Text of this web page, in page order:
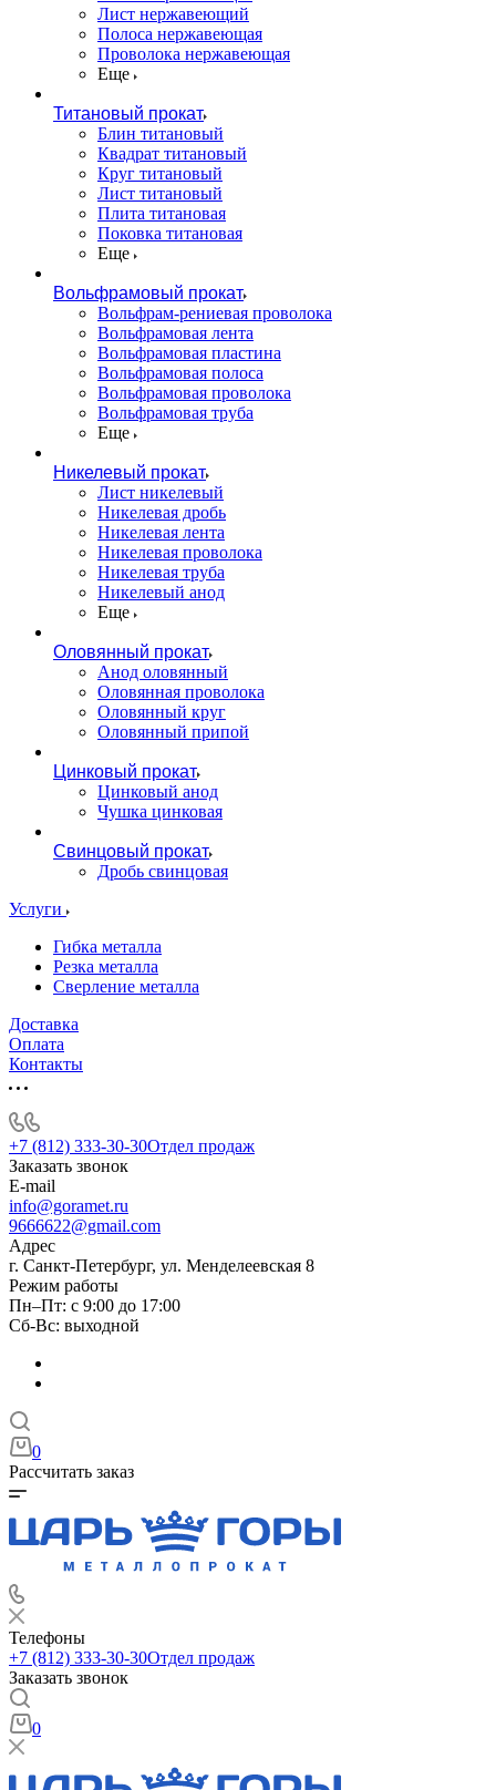
Лист нержавеющий
Полоса нержавеющая
Проволока нержавеющая
Еще
Титановый прокат
Блин титановый
Квадрат титановый
Круг титановый
Лист титановый
Плита титановая
Поковка титановая
Еще
Вольфрамовый прокат
Вольфрам-рениевая проволока
Вольфрамовая лента
Вольфрамовая пластина
Вольфрамовая полоса
Вольфрамовая проволока
Вольфрамовая труба
Еще
Никелевый прокат
Лист никелевый
Никелевая дробь
Никелевая лента
Никелевая проволока
Никелевая труба
Никелевый анод
Еще
Оловянный прокат
Анод оловянный
Оловянная проволока
Оловянный круг
Оловянный припой
Цинковый прокат
Цинковый анод
Чушка цинковая
Свинцовый прокат
Дробь свинцовая
Услуги
Гибка металла
Резка металла
Сверление металла
Доставка
Оплата
Контакты
+7 (812) 333-30-30Отдел продаж
Заказать звонок
E-mail
info@goramet.ru
9666622@gmail.com
Адрес
г. Санкт-Петербург, ул. Менделеевская 8
Режим работы
Пн–Пт: с 9:00 до 17:00
Сб-Вс: выходной
0
Рассчитать заказ
Телефоны
+7 (812) 333-30-30Отдел продаж
Заказать звонок
0